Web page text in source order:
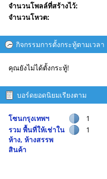
จำนวนโพลล์ที่สร้างไว้:
จำนวนโหวต:
กิจกรรมการตั้งกระทู้ตามเวลา
คุณยังไม่ได้ตั้งกระทู้!
บอร์ดยอดนิยมเรียงตาม
จำนวนกระทู้
โซนกรุงเทพฯ
1
รวม พื้นที่ให้เช่าใน
ห้าง, ห้างสรรพ
สินค้า
1